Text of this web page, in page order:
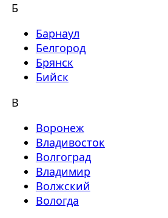
Б
Барнаул
Белгород
Брянск
Бийск
В
Воронеж
Владивосток
Волгоград
Владимир
Волжский
Вологда